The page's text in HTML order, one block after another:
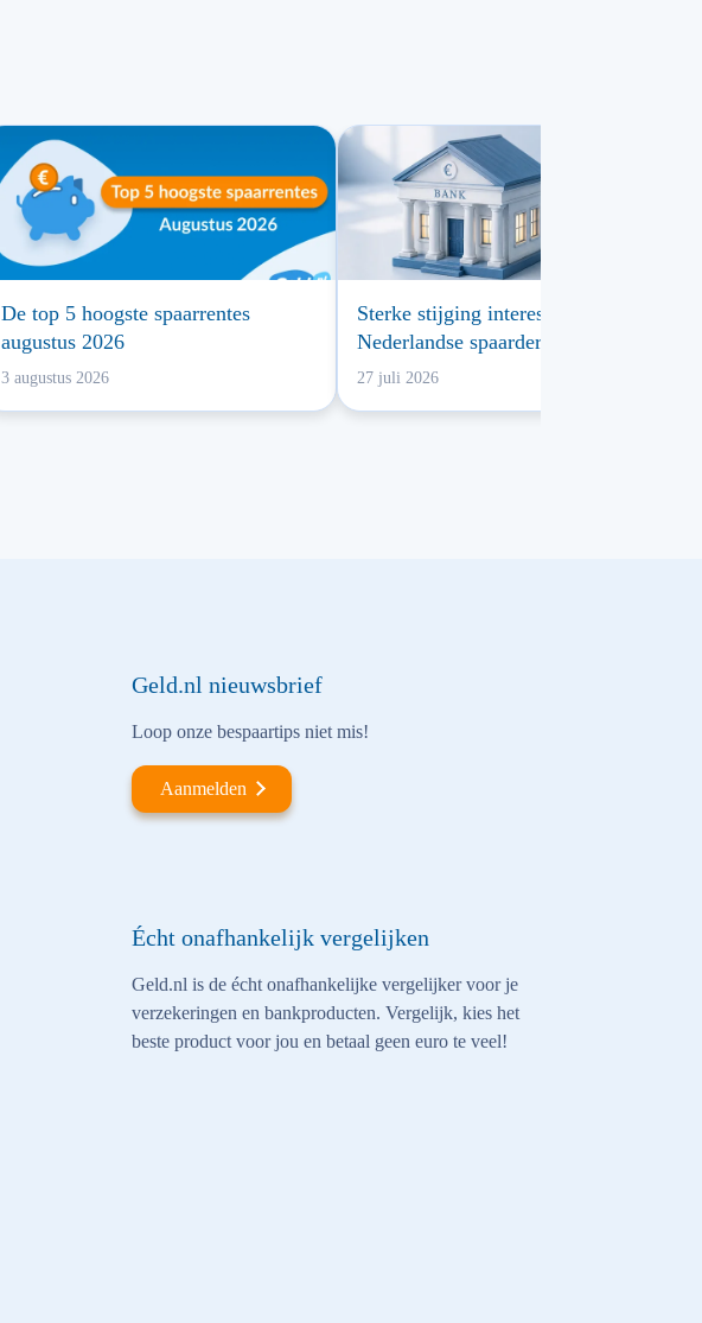
De top 5 hoogste spaarrentes
augustus 2026
3 augustus 2026
Sterke stijging interesse
Nederlandse spaarders in
buitenlandse spaarbanken
27 juli 2026
Geld.nl nieuwsbrief
Loop onze bespaartips niet mis!
Aanmelden
Écht onafhankelijk vergelijken
Geld.nl is de écht onafhankelijke vergelijker voor je
verzekeringen en bankproducten. Vergelijk, kies het
beste product voor jou en betaal geen euro te veel!